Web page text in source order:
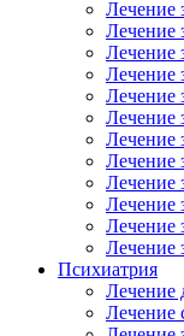
Лечение
Лечение
Лечение
Лечение
Лечение
Лечение
Лечение
Лечение
Лечение
Лечение
Лечение
Лечение
Психиатрия
Лечение
Лечение